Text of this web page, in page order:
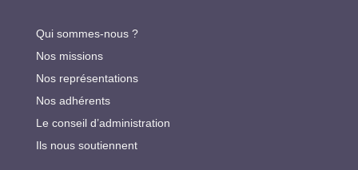
Qui sommes-nous ?
Nos missions
Nos représentations
Nos adhérents
Le conseil d’administration
Ils nous soutiennent